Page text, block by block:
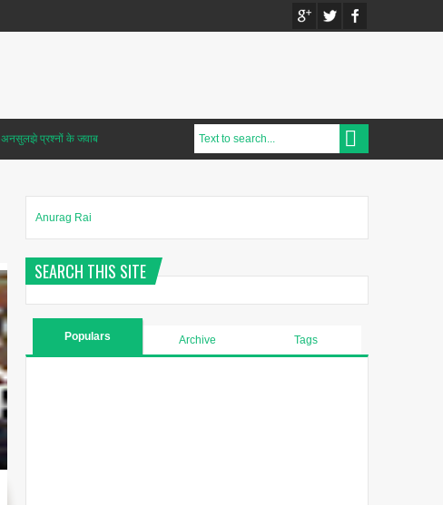
अनसुलझे प्रश्नों के जवाब
Anurag Rai
SEARCH THIS SITE
Populars Archive Tags